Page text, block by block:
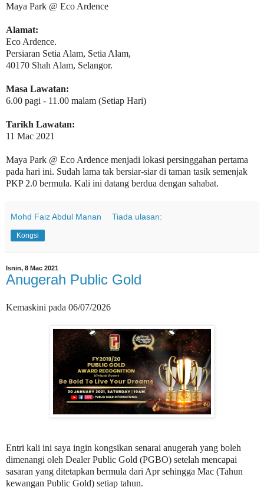
Maya Park @ Eco Ardence
Alamat:
Eco Ardence.
Persiaran Setia Alam, Setia Alam,
40170 Shah Alam, Selangor.
Masa Lawatan:
6.00 pagi - 11.00 malam (Setiap Hari)
Tarikh Lawatan:
11 Mac 2021
Maya Park @ Eco Ardence menjadi lokasi persinggahan pertama
pada hari ini. Sudah lama tak bersiar-siar di taman tasik semenjak
PKP 2.0 bermula. Kali ini datang berdua dengan sahabat.
Mohd Faiz Abdul Manan Tiada ulasan:
Kongsi
Isnin, 8 Mac 2021
Anugerah Public Gold
Kemaskini pada 06/07/2026
Entri kali ini saya ingin kongsikan senarai anugerah yang boleh
dimenangi oleh Dealer Public Gold (PGBO) setelah mencapai
sasaran yang ditetapkan bermula dari Apr sehingga Mac (Tahun
kewangan Public Gold) setiap tahun.